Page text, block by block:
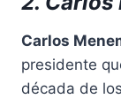
Carlos
presidente
década de